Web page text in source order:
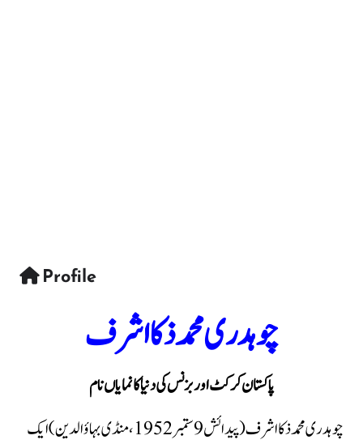
Profile
چوہدری محمد ذکا اشرف
پاکستان کرکٹ اور بزنس کی دنیا کا نمایاں نام
چوہدری محمد ذکا اشرف (پیدائش 9 ستمبر 1952، منڈی بہاؤالدین) ایک